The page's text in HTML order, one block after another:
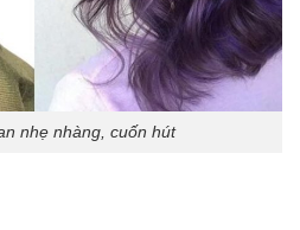
nhẹ nhàng, cuốn hút